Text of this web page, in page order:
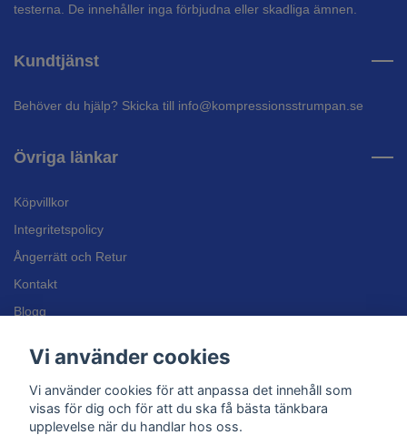
testerna. De innehåller inga förbjudna eller skadliga ämnen.
Kundtjänst
Behöver du hjälp? Skicka till info@kompressionsstrumpan.se
Övriga länkar
Köpvillkor
Integritetspolicy
Ångerrätt och Retur
Kontakt
Blogg
Inläggssulor
Kundtjänst
Vi använder cookies
Vi använder cookies för att anpassa det innehåll som
visas för dig och för att du ska få bästa tänkbara
upplevelse när du handlar hos oss.